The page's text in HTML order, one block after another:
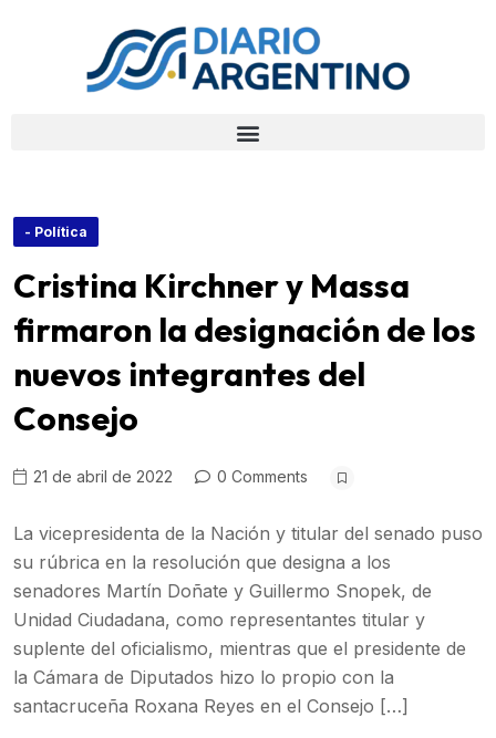
- Política
Cristina Kirchner y Massa
firmaron la designación de los
nuevos integrantes del
Consejo
21 de abril de 2022 0 Comments
La vicepresidenta de la Nación y titular del senado puso
su rúbrica en la resolución que designa a los
senadores Martín Doñate y Guillermo Snopek, de
Unidad Ciudadana, como representantes titular y
suplente del oficialismo, mientras que el presidente de
la Cámara de Diputados hizo lo propio con la
santacruceña Roxana Reyes en el Consejo […]